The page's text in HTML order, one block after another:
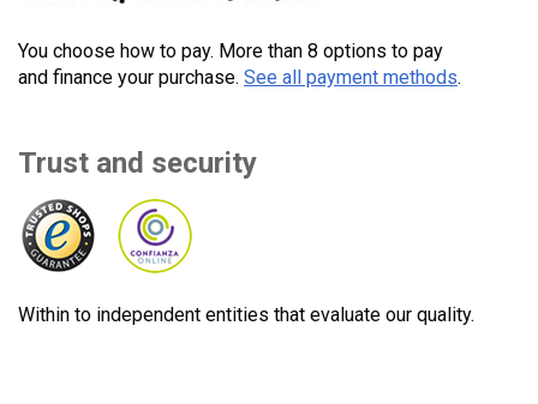
You choose how to pay. More than 8 options to pay
and finance your purchase. See all payment methods.
Trust and security
Within to independent entities that evaluate our quality.